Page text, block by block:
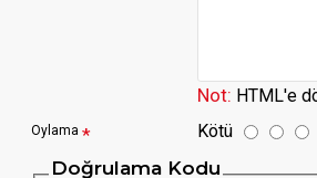
Not: HTML'e
Oylama Kötü
Doğrulama Kodu